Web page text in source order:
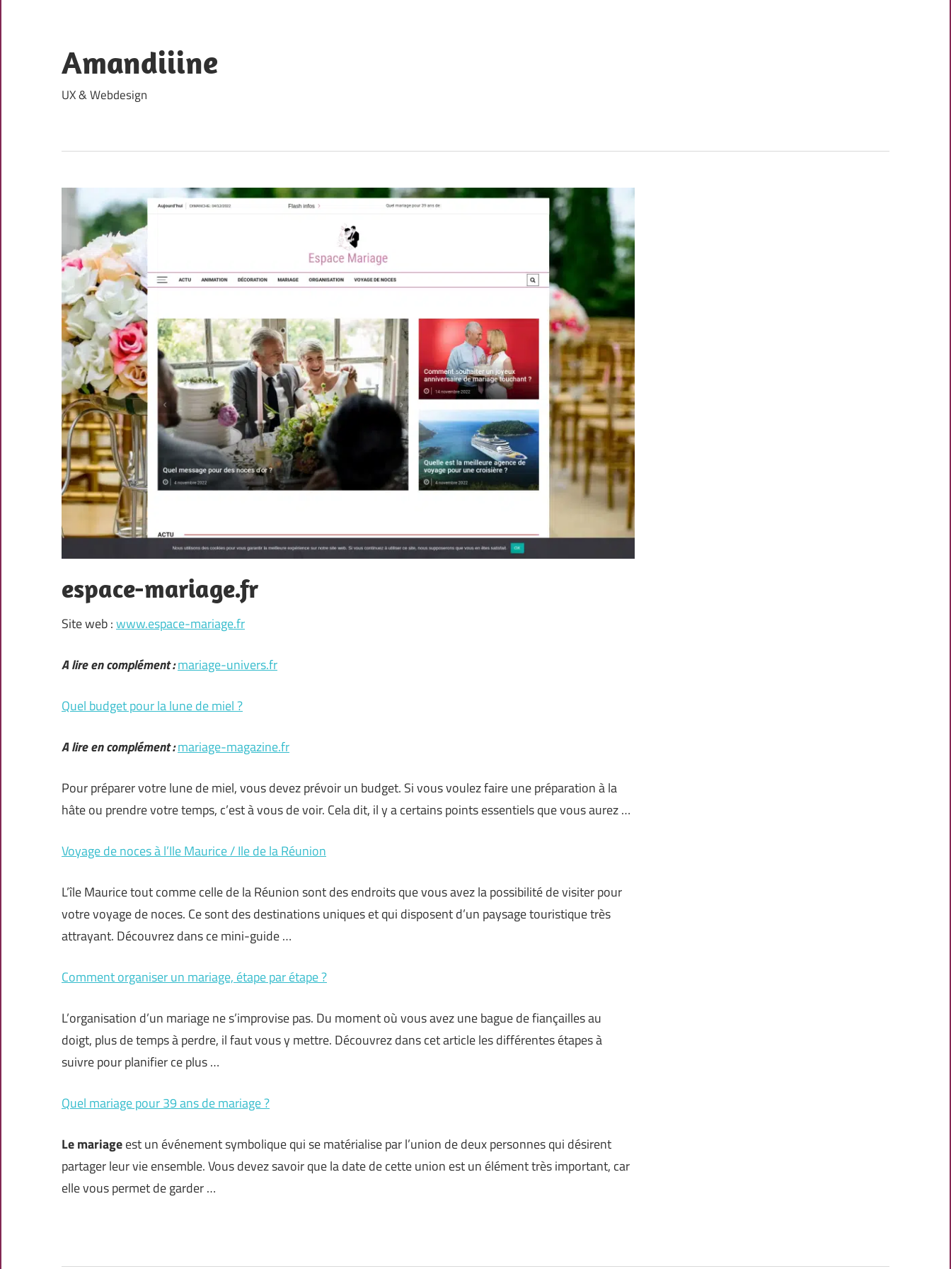
content
Amandiiine
UX & Webdesign
espace-mariage.fr
Site web :www.espace-mariage.fr
A lire en complément :mariage-univers.fr
Quel budget pour la lune de miel ?
A lire en complément :mariage-magazine.fr
Pour préparer votre lune de miel, vous devez prévoir un budget. Si vous voulez faire une préparation à la
hâte ou prendre votre temps, c’est à vous de voir. Cela dit, il y a certains points essentiels que vous aurez …
Voyage de noces à l’Ile Maurice / Ile de la Réunion
L’île Maurice tout comme celle de la Réunion sont des endroits que vous avez la possibilité de visiter pour
votre voyage de noces. Ce sont des destinations uniques et qui disposent d’un paysage touristique très
attrayant. Découvrez dans ce mini-guide …
Comment organiser un mariage, étape par étape ?
L’organisation d’un mariage ne s’improvise pas. Du moment où vous avez une bague de fiançailles au
doigt, plus de temps à perdre, il faut vous y mettre. Découvrez dans cet article les différentes étapes à
suivre pour planifier ce plus …
Quel mariage pour 39 ans de mariage ?
Le mariageest un événement symbolique qui se matérialise par l’union de deux personnes qui désirent
partager leur vie ensemble. Vous devez savoir que la date de cette union est un élément très important, car
elle vous permet de garder …